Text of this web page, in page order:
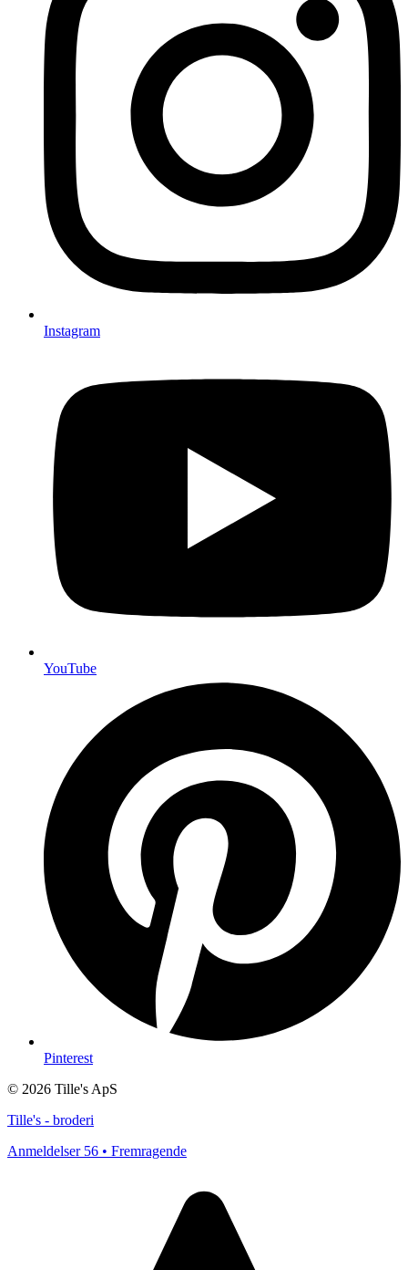
Instagram
YouTube
Pinterest
© 2026 Tille's ApS
Tille's - broderi
Anmeldelser 56 • Fremragende